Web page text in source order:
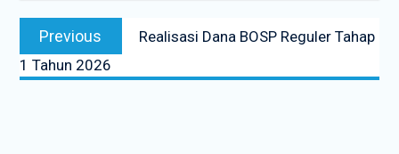
Navigasi
posPrevious
post:
Realisasi Dana BOSP Reguler Tahap
1 Tahun 2026